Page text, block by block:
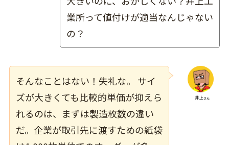
業所って値付けが適当なんじゃない
の？
そんなことはない！失礼な。 サイ
ズが大きくても比較的単価が抑えら
れるのは、まずは製造枚数の違い
だ。企業が取引先に渡すための紙袋